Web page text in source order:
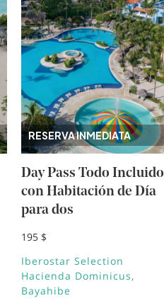
RESERVA INMEDIATA
Day Pass Todo Incluido
con Habitación de Día
para dos
195 $
Iberostar Selection
Hacienda Dominicus
Bayahibe